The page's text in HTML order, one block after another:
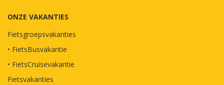
ONZE VAKANTIES
Fietsgroepsvakanties
• FietsBusvakantie
• FietsCruisevakantie
Fietsvakanties